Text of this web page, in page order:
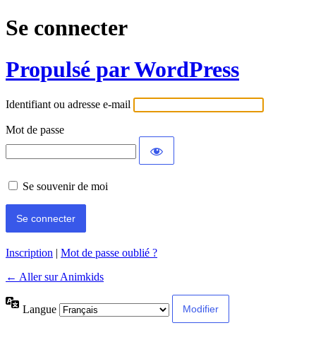
Se connecter
Propulsé par WordPress
Identifiant ou adresse e-mail
Mot de passe
Se souvenir de moi
Inscription | Mot de passe oublié ?
← Aller sur Animkids
Langue